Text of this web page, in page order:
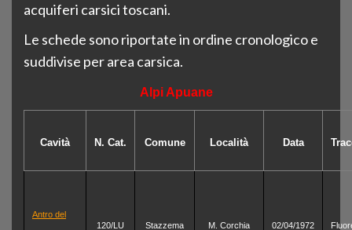
acquiferi carsici toscani.
Le schede sono riportate in ordine cronologico e
suddivise per area carsica.
Alpi Apuane
Cavità N. Cat. Comune Località Data
Antro del
120/LU Stazzema M. Corchia 02/04/1972